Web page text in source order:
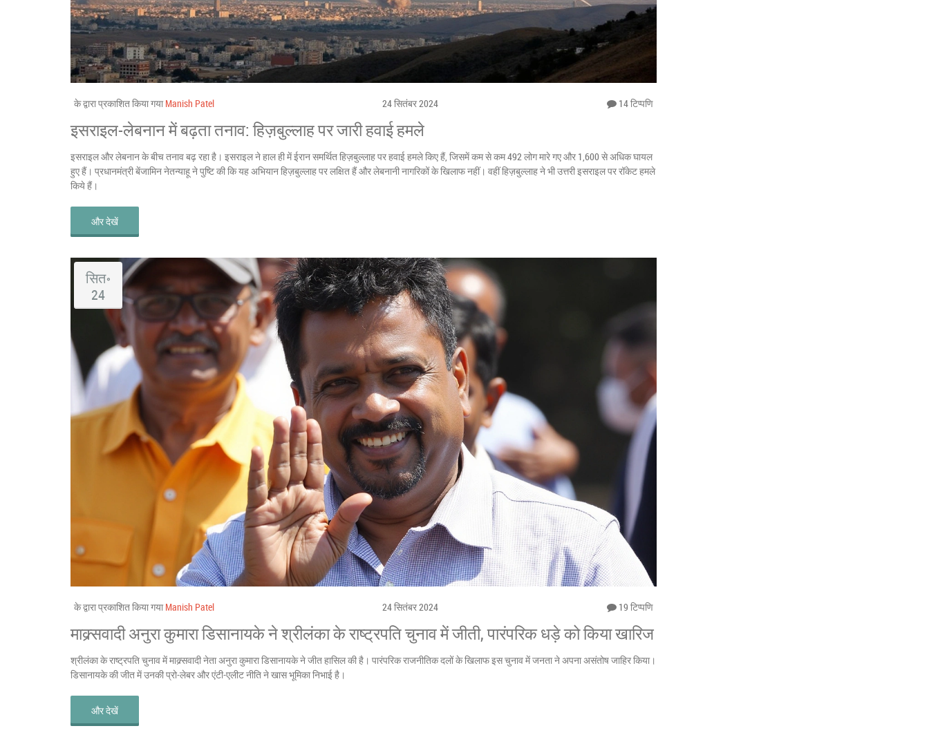
के द्वारा प्रकाशित किया गया Manish Patel 24 सितंबर 2024 14 टिप्पणि
इसराइल-लेबनान में बढ़ता तनाव: हिज़बुल्लाह पर जारी हवाई हमले
इसराइल और लेबनान के बीच तनाव बढ़ रहा है। इसराइल ने हाल ही में ईरान समर्थित हिज़बुल्लाह पर हवाई हमले किए हैं, जिसमें कम से कम 492 लोग मारे गए और 1,600 से अधिक घायल
हुए हैं। प्रधानमंत्री बेंजामिन नेतन्याहू ने पुष्टि की कि यह अभियान हिज़बुल्लाह पर लक्षित हैं और लेबनानी नागरिकों के खिलाफ नहीं। वहीं हिज़बुल्लाह ने भी उत्तरी इसराइल पर रॉकेट हमले
किये हैं।
और देखें
सित॰
24
के द्वारा प्रकाशित किया गया Manish Patel 24 सितंबर 2024 19 टिप्पणि
माक्र्सवादी अनुरा कुमारा डिसानायके ने श्रीलंका के राष्ट्रपति चुनाव में जीती, पारंपरिक धड़े को किया खारिज
श्रीलंका के राष्ट्रपति चुनाव में माक्र्सवादी नेता अनुरा कुमारा डिसानायके ने जीत हासिल की है। पारंपरिक राजनीतिक दलों के खिलाफ इस चुनाव में जनता ने अपना असंतोष जाहिर किया।
डिसानायके की जीत में उनकी प्रो-लेबर और एंटी-एलीट नीति ने खास भूमिका निभाई है।
और देखें